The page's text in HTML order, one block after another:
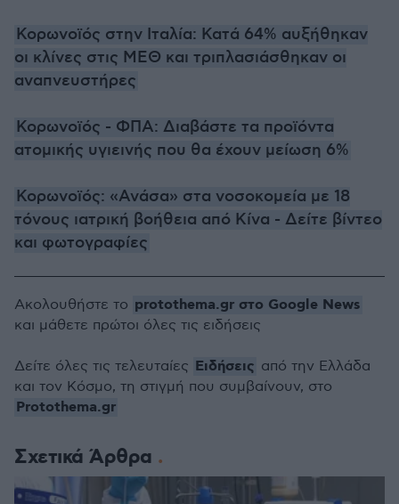
Κορωνοϊός στην Ιταλία: Κατά 64% αυξήθηκαν
οι κλίνες στις ΜΕΘ και τριπλασιάσθηκαν οι
αναπνευστήρες
Κορωνοϊός - ΦΠΑ: Διαβάστε τα προϊόντα
ατομικής υγιεινής που θα έχουν μείωση 6%
Κορωνοϊός: «Ανάσα» στα νοσοκομεία με 18
τόνους ιατρική βοήθεια από Κίνα - Δείτε βίντεο
και φωτογραφίες
Σχετικά Άρθρα
Ακολουθήστε το protothema.gr στο Google News
και μάθετε πρώτοι όλες τις ειδήσεις
Δείτε όλες τις τελευταίες Ειδήσεις από την Ελλάδα
και τον Κόσμο, τη στιγμή που συμβαίνουν, στο
Protothema.gr